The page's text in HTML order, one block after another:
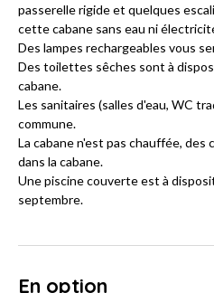
passerelle rigide et quelques
cette cabane sans eau ni
Des lampes rechargeables vous
Des toilettes sêches sont à
cabane.
Les sanitaires (salles d'eau, WC
commune.
La cabane n'est pas chauffée,
dans la cabane.
Une piscine couverte est à
septembre.
En option